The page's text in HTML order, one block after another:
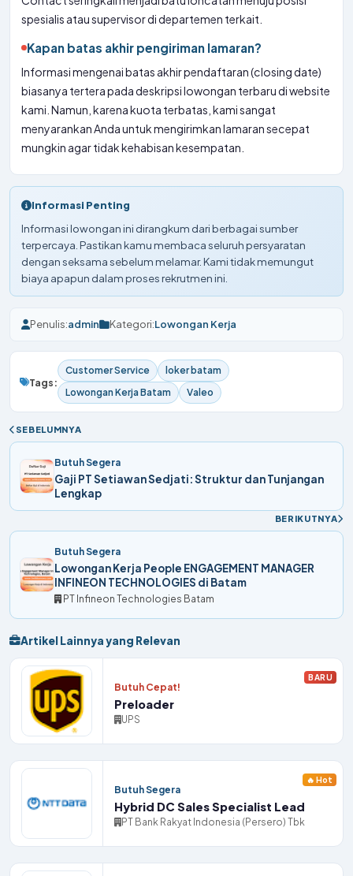
spesialis atau supervisor di departemen terkait.
Kapan batas akhir pengiriman lamaran?
Informasi mengenai batas akhir pendaftaran (closing date)
biasanya tertera pada deskripsi lowongan terbaru di website
kami. Namun, karena kuota terbatas, kami sangat
menyarankan Anda untuk mengirimkan lamaran secepat
mungkin agar tidak kehabisan kesempatan.
Informasi Penting
Informasi lowongan ini dirangkum dari berbagai sumber
terpercaya. Pastikan kamu membaca seluruh persyaratan
dengan seksama sebelum melamar. Kami tidak memungut
biaya apapun dalam proses rekrutmen ini.
Penulis:admin Kategori:Lowongan Kerja
Tags:
Customer Service
loker batam
Lowongan Kerja Batam
Valeo
SEBELUMNYA
Butuh Segera
Gaji PT Setiawan Sedjati: Struktur dan Tunjangan
Lengkap
BERIKUTNYA
Butuh Segera
Lowongan Kerja People ENGAGEMENT MANAGER
INFINEON TECHNOLOGIES di Batam
PT Infineon Technologies Batam
Artikel Lainnya yang Relevan
Butuh Cepat!
Preloader
UPS
BARU
Butuh Segera
Hybrid DC Sales Specialist Lead
PT Bank Rakyat Indonesia (Persero) Tbk
🔥 Hot